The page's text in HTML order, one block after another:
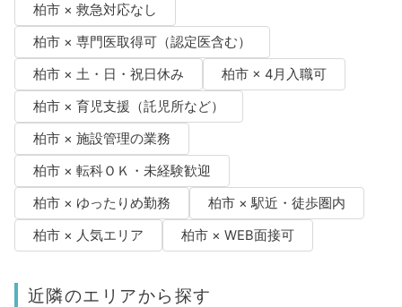
柏市 × 救急対応なし
柏市 × 専門医取得可（認定医含む）
柏市 × 土・日・祝日休み
柏市 × 4月入職可
柏市 × 育児支援（託児所など）
柏市 × 施設管理の業務
柏市 × 転科ＯＫ・未経験歓迎
柏市 × ゆったりめ勤務
柏市 × 駅近・徒歩圏内
柏市 × 人気エリア
柏市 × WEB面接可
近隣のエリアから探す